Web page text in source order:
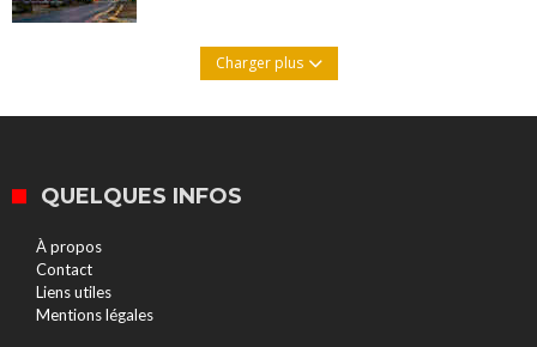
Charger plus
QUELQUES INFOS
À propos
Contact
Liens utiles
Mentions légales